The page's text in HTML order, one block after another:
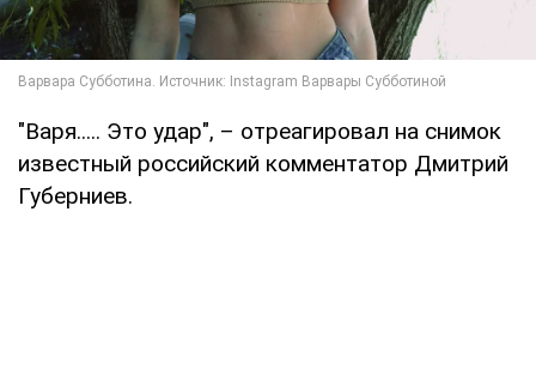
"Варя..... Это удар", – отреагировал на снимок
известный российский комментатор Дмитрий
Губерниев.